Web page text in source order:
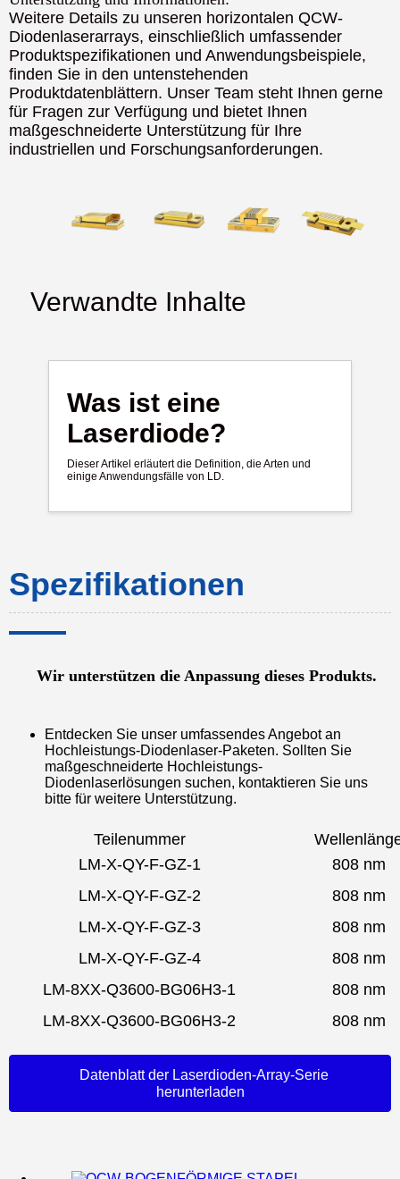
Weitere Details zu unseren horizontalen QCW-
Diodenlaserarrays, einschließlich umfassender
Produktspezifikationen und Anwendungsbeispiele,
finden Sie in den untenstehenden
Produktdatenblättern. Unser Team steht Ihnen gerne
für Fragen zur Verfügung und bietet Ihnen
maßgeschneiderte Unterstützung für Ihre
industriellen und Forschungsanforderungen.
Verwandte Inhalte
Was ist eine
Laserdiode?
Dieser Artikel erläutert die Definition, die Arten und
einige Anwendungsfälle von LD.
Spezifikationen
Wir unterstützen die Anpassung dieses Produkts.
Entdecken Sie unser umfassendes Angebot an
Hochleistungs-Diodenlaser-Paketen. Sollten Sie
maßgeschneiderte Hochleistungs-
Diodenlaserlösungen suchen, kontaktieren Sie uns
bitte für weitere Unterstützung.
Teilenummer
LM-X-QY-F-GZ-1
808 nm
LM-X-QY-F-GZ-2
808 nm
LM-X-QY-F-GZ-3
808 nm
LM-X-QY-F-GZ-4
808 nm
LM-8XX-Q3600-BG06H3-1
808 nm
LM-8XX-Q3600-BG06H3-2
808 nm
Datenblatt der Laserdioden-Array-Serie
herunterladen